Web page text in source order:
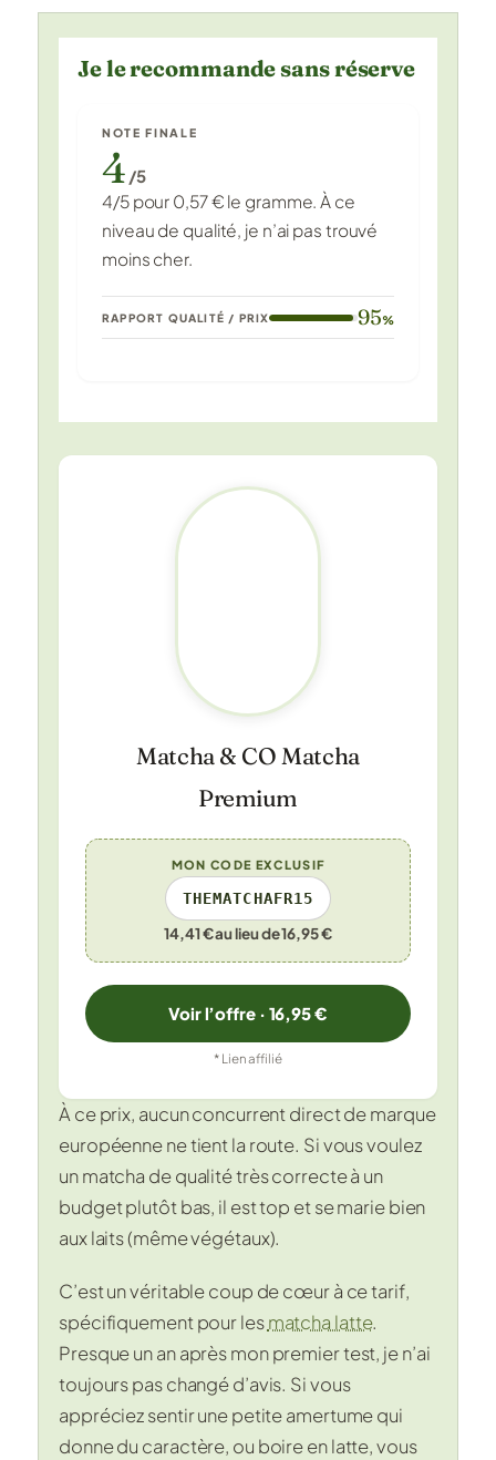
Je le recommande sans réserve
NOTE FINALE
4 /5
4/5 pour 0,57 € le gramme. À ce
niveau de qualité, je n’ai pas trouvé
moins cher.
RAPPORT QUALITÉ / PRIX 95%
Matcha & CO Matcha
Premium
MON CODE EXCLUSIF
THEMATCHAFR15
14,41 € au lieu de 16,95 €
Voir l’offre · 16,95 €
* Lien affilié
À ce prix, aucun concurrent direct de marque
européenne ne tient la route. Si vous voulez
un matcha de qualité très correcte à un
budget plutôt bas, il est top et se marie bien
aux laits (même végétaux).
C’est un véritable coup de cœur à ce tarif,
spécifiquement pour lesmatcha latte.
Presque un an après mon premier test, je n’ai
toujours pas changé d’avis. Si vous
appréciez sentir une petite amertume qui
donne du caractère, ou boire en latte, vous